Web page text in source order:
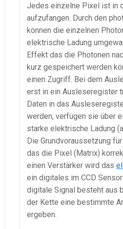
Jedes einzelne Pixel ist in
aufzufangen. Durch den
können die einzelnen
elektrische Ladung
Effekt das die Photonen
kurz gespeichert werden
einen Zugriff. Bei dem
erst in ein Ausleseregister
Daten in das
werden, verfügen sie über
starke elektrische Ladung
Die Grundvoraussetzung
das die Pixel (Matrix)
einen Verstärker wird das
ein digitales im CCD
digitale Signal besteht aus
der Kette eine bestimmte
ergeben.